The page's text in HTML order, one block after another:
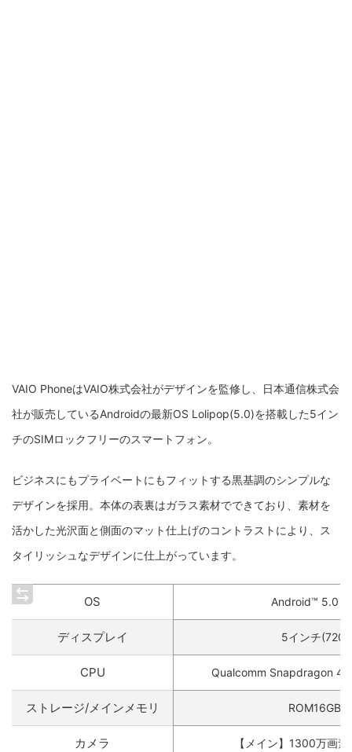
VAIO PhoneはVAIO株式会社がデザインを監修し、日本通信株式会
社が販売しているAndroidの最新OS Lolipop(5.0)を搭載した5イン
チのSIMロックフリーのスマートフォン。
ビジネスにもプライベートにもフィットする黒基調のシンプルな
デザインを採用。本体の表裏はガラス素材でできており、素材を
活かした光沢面と側面のマット仕上げのコントラストにより、ス
タイリッシュなデザインに仕上がっています。
OS Android™ 5.0
ディスプレイ 5インチ
CPU Qualcomm Snapdragon
ストレージ/メインメモリ ROM16GB /
カメラ 【メイン】1300万画